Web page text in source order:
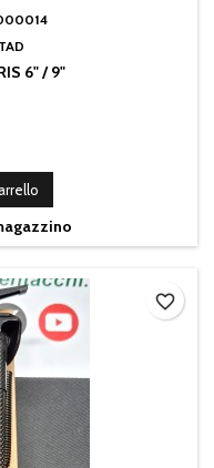
6" / 9"
favorite_border